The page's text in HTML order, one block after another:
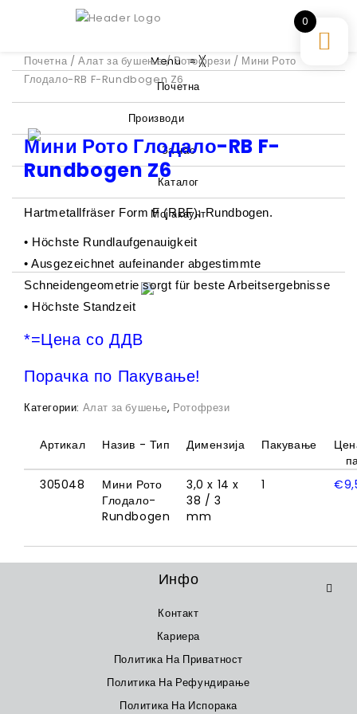
Menu≡╳
Почетна
Производи
За нас
Каталог
Мој акаунт
Почетна /Алат за бушење/Ротофрези / Мини Рото
Глодало-RB F-Rundbogen Z6
Мини Рото Глодало-RB F-
Rundbogen Z6
Hartmetallfräser Form F (RBF): Rundbogen.
• Höchste Rundlaufgenauigkeit
• Ausgezeichnet aufeinander abgestimmte
Schneidengeometrie sorgt für beste Arbeitsergebnisse
• Höchste Standzeit
*=Цена со ДДВ
Порачка по Пакување!
Категории: Алат за бушење, Ротофрези
Артикал Назив - Тип Димензија Пакување
305048
Мини Рото
Глодало-
Rundbogen
3,0 x 14 x
38 / 3
mm
1 €
Инфо
Контакт
Кариера
Политика На Приватност
Политика На Рефундирање
Политика На Испорака
0